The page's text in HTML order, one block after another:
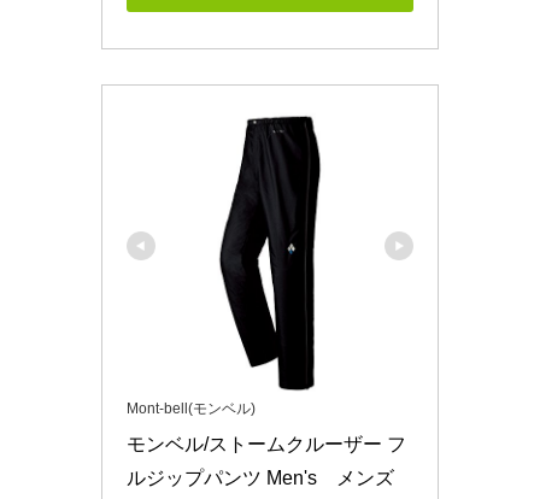
Mont-bell(モンベル)
モンベル/ストームクルーザー フ
ルジップパンツ Men's　メンズ